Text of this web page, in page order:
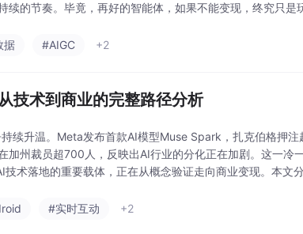
续的节奏。毕竟，再好的智能体，如果不能变现，终究只是
据 #AIGC +2
技术到商业的完整路径分析
续升温。Meta发布首款AI模型Muse Spark，扎克伯格押
加州裁员超700人，反映出AI行业的分化正在加剧。这一冷
术落地的重要载体，正在从概念验证走向商业变现。本文
#实时互动 +2